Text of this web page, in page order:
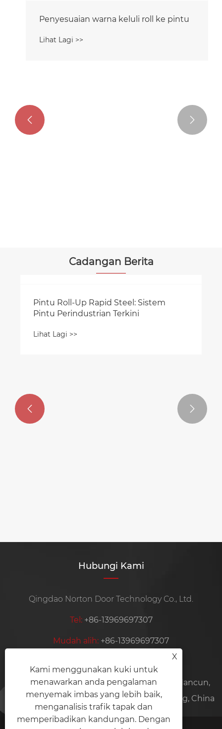
 
Cadangan Berita
 
Hubungi Kami
Qingdao Norton Door Technology Co., Ltd.
Tel: +86-13969697307
Mudah alih: +86-13969697307
Alamat:Loji 6, No. 57, Jalan Haitao, Bandar Nancun,
Pingdu City, Qingdao City, Provinsi Shandong, China
X
Kami menggunakan kuki untuk
menawarkan anda pengalaman
menyemak imbas yang lebih baik,
menganalisis trafik tapak dan
memperibadikan kandungan. Dengan